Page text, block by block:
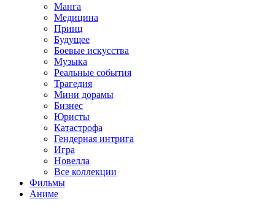
Манга
Медицина
Принц
Будущее
Боевые искусства
Музыка
Реальные события
Трагедия
Мини дорамы
Бизнес
Юристы
Катастрофа
Гендерная интрига
Игра
Новелла
Все коллекции
Фильмы
Аниме